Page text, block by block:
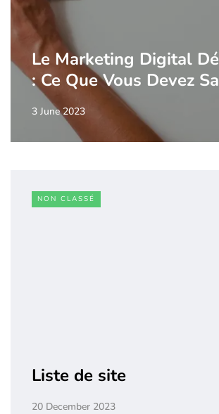
Le Marketing Digital
: Ce Que Vous Devez
3 June 2023
NON CLASSÉ
Liste de site
20 December 2023